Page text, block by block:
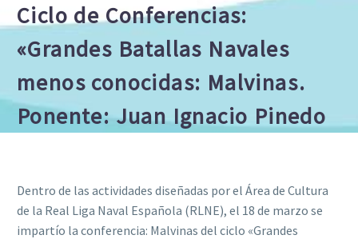
Ciclo de Conferencias:
«Grandes Batallas Navales
menos conocidas: Malvinas.
Ponente: Juan Ignacio Pinedo
Dentro de las actividades diseñadas por el Área de Cultura
de la Real Liga Naval Española (RLNE), el 18 de marzo se
impartío la conferencia: Malvinas del ciclo «Grandes